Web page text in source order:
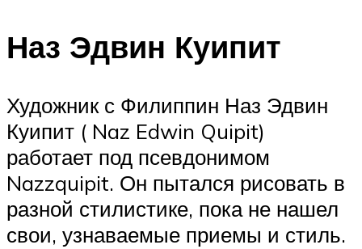
Наз Эдвин Куипит
Художник с Филиппин Наз Эдвин
Куипит ( Naz Edwin Quipit)
работает под псевдонимом
Nazzquipit. Он пытался рисовать в
разной стилистике, пока не нашел
свои, узнаваемые приемы и стиль.